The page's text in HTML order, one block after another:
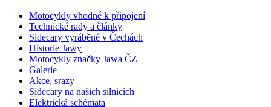
Motocykly vhodné k připojení
Technické rady a články
Sidecary vyráběné v Čechách
Historie Jawy
Motocykly značky Jawa ČZ
Galerie
Akce, srazy
Sidecary na našich silnicích
Elektrická schémata